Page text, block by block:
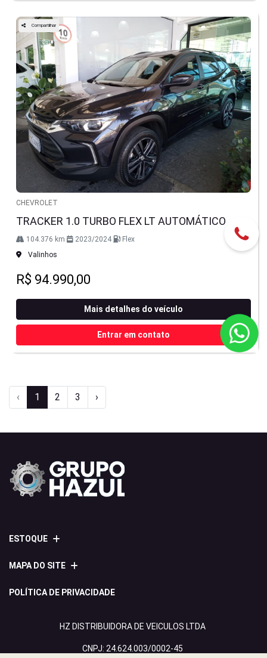
Compartilhar
CHEVROLET
TRACKER 1.0 TURBO FLEX LT AUTOMÁTICO
104.376 km 2023/2024
Flex
Valinhos
R$ 94.990,00
Mais detalhes do veículo
Entrar em contato
‹ 1 2 3 ›
ESTOQUE
MAPA DO SITE
POLÍTICA DE PRIVACIDADE
HZ DISTRIBUIDORA DE VEICULOS LTDA
CNPJ: 24.624.003/0002-45